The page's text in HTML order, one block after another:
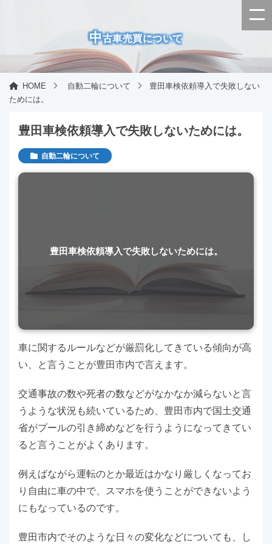
中古車売買について
HOME 自動二輪について
豊田車検依頼導入で失敗しない
ためには。
豊田車検依頼導入で失敗しないためには。
自動二輪について
豊田車検依頼導入で失敗しないためには。
車に関するルールなどが厳罰化してきている傾向が高
い、と言うことが豊田市内で言えます。
交通事故の数や死者の数などがなかなか減らないと言
うような状況も続いているため、豊田市内で国土交通
省がプールの引き締めなどを行うようになってきてい
ると言うことがよくあります。
例えばながら運転のとか最近はかなり厳しくなってお
り自由に車の中で、スマホを使うことができないよう
にもなっているのです。
豊田市内でそのような日々の変化などについても、し